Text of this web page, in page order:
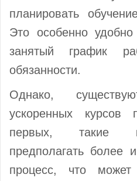
планировать
Это особенно
занятый график
обязанности.
Однако,
ускоренных курсов
первых, такие
предполагать более
процесс, что